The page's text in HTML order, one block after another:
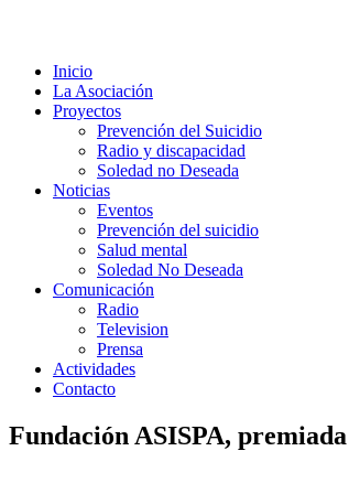
Inicio
La Asociación
Proyectos
Prevención del Suicidio
Radio y discapacidad
Soledad no Deseada
Noticias
Eventos
Prevención del suicidio
Salud mental
Soledad No Deseada
Comunicación
Radio
Television
Prensa
Actividades
Contacto
Fundación ASISPA,